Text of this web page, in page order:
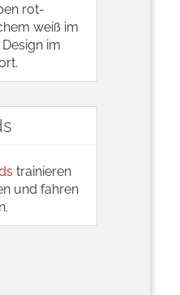
rot-
weiß im
im
trainieren
und fahren